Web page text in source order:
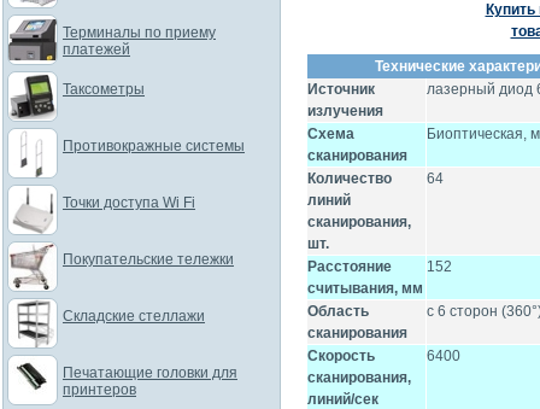
Технические
Источник
излучения
лазерный диод
Схема
сканирования
Биоптическая,
Количество
линий
сканирования,
шт.
64
Расстояние
считывания, мм
152
Область
сканирования
с 6 сторон
Скорость
сканирования,
линий/сек
6400
Терминалы по приему
платежей
Таксометры
Противокражные системы
Точки доступа Wi Fi
Покупательские тележки
Складские стеллажи
Печатающие головки для
принтеров